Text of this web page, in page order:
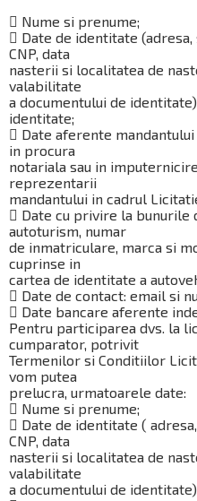
 Nume si prenume;
 Date de identitate
CNP, data
nasterii si localitatea de
valabilitate
a documentului de
identitate;
 Date aferente
in procura
notariala sau in
reprezentarii
mandantului in cadrul
 Date cu privire la bunurile
autoturism, numar
de inmatriculare, marca si
cuprinse in
cartea de identitate a
 Date de contact: email si
 Date bancare aferente
Pentru participarea dvs. la
cumparator, potrivit
Termenilor si Conditiilor
vom putea
prelucra, urmatoarele date:
 Nume si prenume;
 Date de identitate (
CNP, data
nasterii si localitatea de
valabilitate
a documentului de